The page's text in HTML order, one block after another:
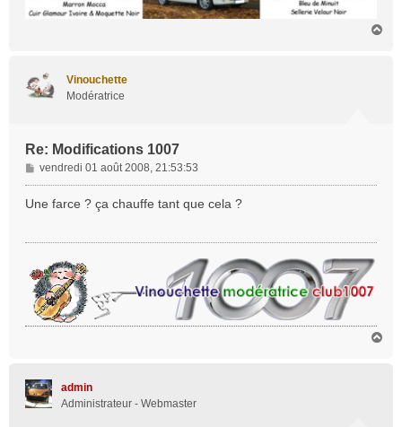
Vinouchette
Modératrice
Re: Modifications 1007
M
e
g
vendredi 01 août 2008, 21:53:53
Une farce ? ça chauffe tant que cela ?
admin
Administrateur - Webmaster